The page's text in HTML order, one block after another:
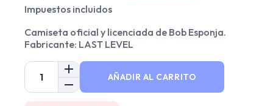
Impuestos incluidos
Camiseta oficial y licenciada de Bob Esponja.
Fabricante: LAST LEVEL
AÑADIR AL CARRITO